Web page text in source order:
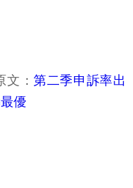
文：第二季申訴率出
優